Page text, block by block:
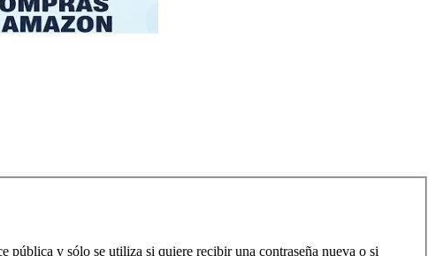
pública y sólo se utiliza si quiere recibir una contraseña nueva o si